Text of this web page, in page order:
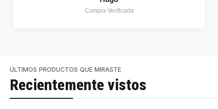
Compra Verificada
ÚLTIMOS PRODUCTOS QUE MIRASTE
Recientemente vistos